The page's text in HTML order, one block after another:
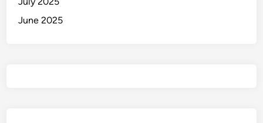
June 2025